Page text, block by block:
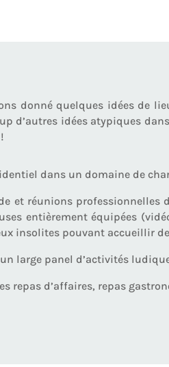
donné quelques idées de
d’autres idées atypiques
dans un domaine de
et réunions
entièrement équipées
insolites pouvant accueillir
large panel d’activités
repas d’affaires, repas